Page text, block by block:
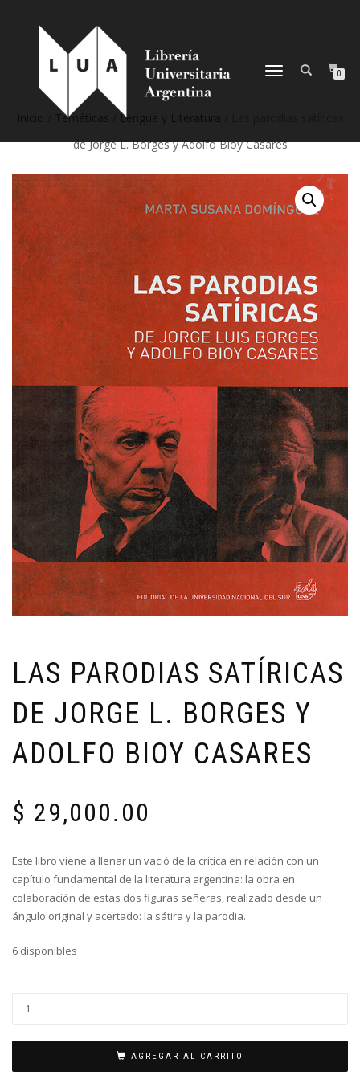
NAVEGACIÓN
0
Temáticas Lengua y Literatura
de Jorge L. Borges y Adolfo Bioy Casares
LAS PARODIAS SATÍRICAS
DE JORGE L. BORGES Y
ADOLFO BIOY CASARES
$ 29,000.00
Este libro viene a llenar un vació de la crítica en relación con un
capítulo fundamental de la literatura argentina: la obra en
colaboración de estas dos figuras señeras, realizado desde un
ángulo original y acertado: la sátira y la parodia.
6 disponibles
AGREGAR AL CARRITO